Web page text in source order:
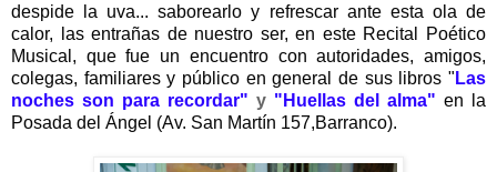
despide la uva... saborearlo y refrescar ante esta ola de
calor, las entrañas de nuestro ser, en este Recital Poético
Musical, que fue un encuentro con autoridades, amigos,
colegas, familiares y público en general de sus libros " Las
noches son para recordar" y "Huellas del alma" en la
Posada del Ángel (Av. San Martín 157,Barranco).